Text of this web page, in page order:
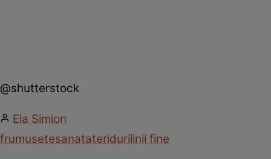
@shutterstock
Ela Simion
frumusetesanatateridurilinii fine